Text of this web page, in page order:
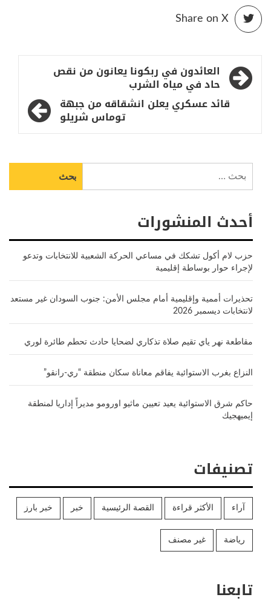
Share on X
تصفّح
المقالات
العائدون في ربكونا يعانون من نقص
حاد في مياه الشرب
قائد عسكري يعلن انشقاقه من جبهة
توماس شريلو
عن:
أحدث المنشورات
حزب لام أكول تشكك في مساعي الحركة الشعبية للانتخابات وتدعو
لإجراء حوار بوساطة إقليمية
تحذيرات أممية وإقليمية أمام مجلس الأمن: جنوب السودان غير مستعد
لانتخابات ديسمبر 2026
مقاطعة نهر ياي تقيم صلاة تذكاري لضحايا حادث تحطم طائرة لوري
النزاع بغرب الاستوائية يفاقم معاناة سكان منطقة “ري-رانقو”
حاكم شرق الاستوائية يعيد تعيين ماثيو اورومو مديراً إداريا لمنطقة
إيميهجيك
تصنيفات
آراء الأكثر قراءة القصة الرئيسية خبر خبر بارز
رياضة غير مصنف
تابعنا